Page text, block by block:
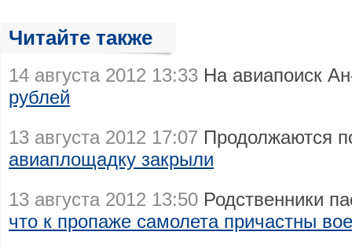
Читайте также
14 августа 2012 13:33 На авиапоиск
рублей
13 августа 2012 17:07 Продолжаются
авиаплощадку закрыли
13 августа 2012 13:50 Родственники
что к пропаже самолета причастны